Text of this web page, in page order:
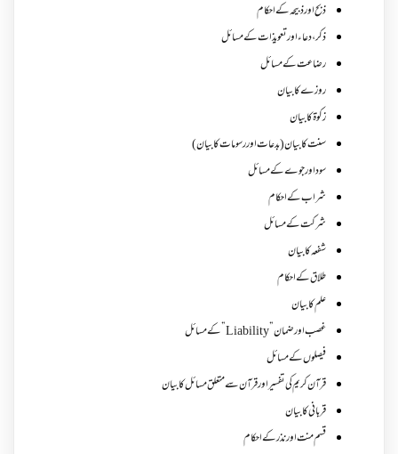
ذبح اور ذبیحہ کے احکام
ذکر،دعاء اور تعویذات کے مسائل
رضاعت کے مسائل
روزے کا بیان
زکوة کابیان
سنت کا بیان (بدعات اور رسومات کا بیان)
سود اور جوے کے مسائل
شراب کے احکام
شرکت کے مسائل
شفعہ کا بیان
طلاق کے احکام
علم کا بیان
غصب اورضمان”Liability” کے مسائل
فیصلوں کے مسائل
قرآن کریم کی تفسیر اور قرآن سے متعلق مسائل کا بیان
قربانی کا بیان
قسم منت اور نذر کے احکام